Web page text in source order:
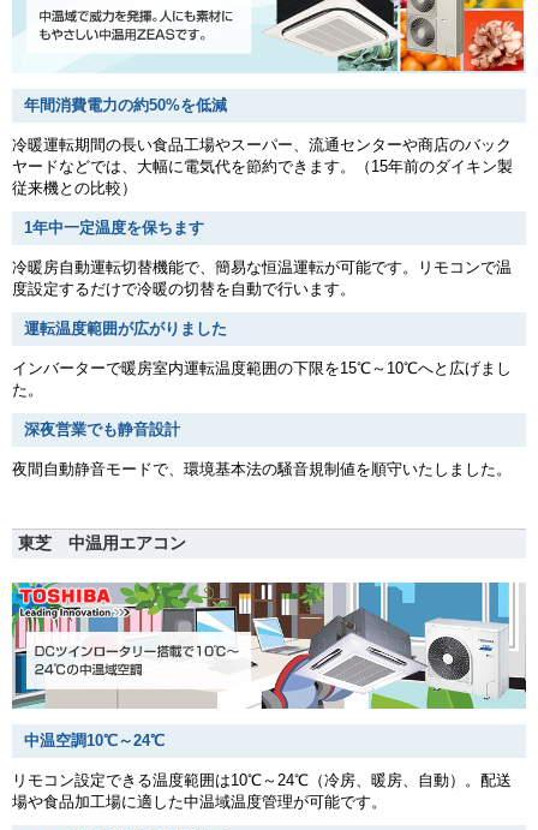
年間消費電力の約50%を低減
冷暖運転期間の長い食品工場やスーパー、流通センターや商店のバック
ヤードなどでは、大幅に電気代を節約できます。（15年前のダイキン製
従来機との比較）
1年中一定温度を保ちます
冷暖房自動運転切替機能で、簡易な恒温運転が可能です。リモコンで温
度設定するだけで冷暖の切替を自動で行います。
運転温度範囲が広がりました
インバーターで暖房室内運転温度範囲の下限を15℃～10℃へと広げまし
た。
深夜営業でも静音設計
夜間自動静音モードで、環境基本法の騒音規制値を順守いたしました。
東芝 中温用エアコン
中温空調10℃～24℃
リモコン設定できる温度範囲は10℃～24℃（冷房、暖房、自動）。配送
場や食品加工場に適した中温域温度管理が可能です。